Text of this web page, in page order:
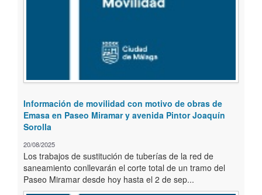
Información de movilidad con motivo de obras de
Emasa en Paseo Miramar y avenida Pintor Joaquín
Sorolla
20/08/2025
Los trabajos de sustitución de tuberías de la red de
saneamiento conllevarán el corte total de un tramo del
Paseo Miramar desde hoy hasta el 2 de sep...